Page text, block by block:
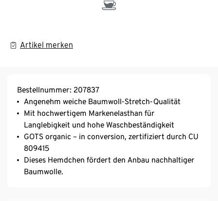
Artikel merken
Bestellnummer: 207837
Angenehm weiche Baumwoll-Stretch-Qualität
Mit hochwertigem Markenelasthan für
Langlebigkeit und hohe Waschbeständigkeit
GOTS organic – in conversion, zertifiziert durch CU
809415
Dieses Hemdchen fördert den Anbau nachhaltiger
Baumwolle.